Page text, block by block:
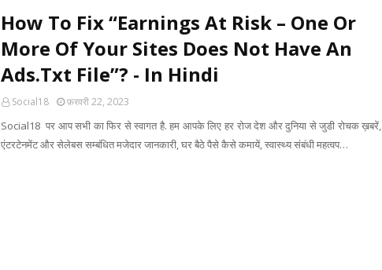
How To Fix “Earnings At Risk – One Or
More Of Your Sites Does Not Have An
Ads.Txt File”? - In Hindi
Social18 फ़रवरी 22, 2023
Social18 पर आप सभी का फिर से स्वागत है. हम आपके लिए हर रोज देश और दुनिया से जुडी रोचक ख़बरें,
एंटरटेनमेंट और सेलेबस सम्बंधित मजेदार जानकारी, घर बैठे पैसे कैसे कमायें, स्वास्थ्य संबंधी महत्वप…